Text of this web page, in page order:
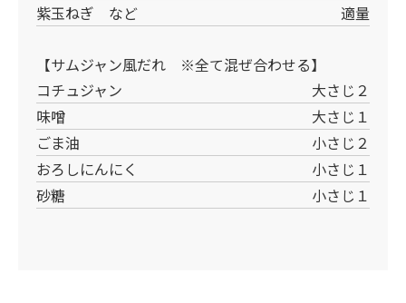
紫玉ねぎ など
適量
【サムジャン風だれ ※全て混ぜ合わせる】
コチュジャン
大さじ２
味噌
大さじ１
ごま油
小さじ２
おろしにんにく
小さじ１
砂糖
小さじ１